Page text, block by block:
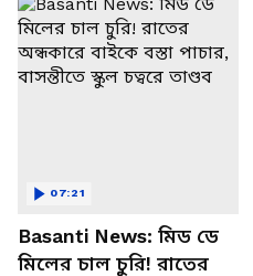
Basanti News: মিড ডে
মিলের চাল চুরি! রাতের
07:21